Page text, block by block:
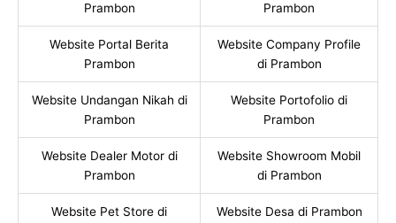
Prambon
Prambon
Website Portal Berita
Prambon
Website Company Profile
di Prambon
Website Undangan Nikah di
Prambon
Website Portofolio di
Prambon
Website Dealer Motor di
Prambon
Website Showroom Mobil
di Prambon
Website Pet Store di
Website Desa di Prambon